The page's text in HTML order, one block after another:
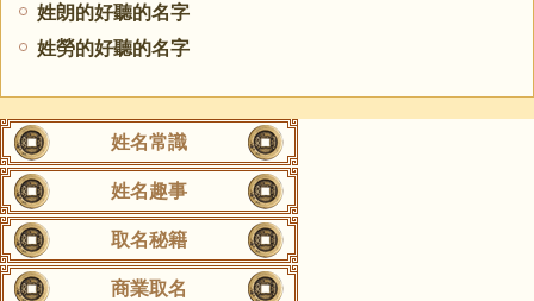
姓朗的好聽的名字
姓勞的好聽的名字
姓名常識
姓名趣事
取名秘籍
商業取名